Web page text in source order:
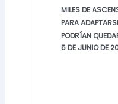
La Sala de lo Civil
destaca que los
alquileres
MILES DE
PARA
PODRÍAN
5 DE JUNIO DE